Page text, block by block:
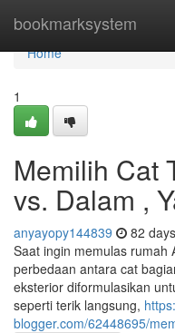
bookmarksystem
Home
Home
1
Memilih Cat
vs. Dalam ,
anyayopy144839 82
Saat ingin memulas rumah
perbedaan antara cat
eksterior diformulasikan
seperti terik langsung,
blogger.com/62448695/